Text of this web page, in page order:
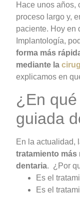
Hace unos años,
proceso largo y,
paciente. Hoy en
Implantología,
forma más
mediante la
explicamos en
¿En
guiada
En la actualidad,
tratamiento más
dentaria. ¿Por
Es el
Es el